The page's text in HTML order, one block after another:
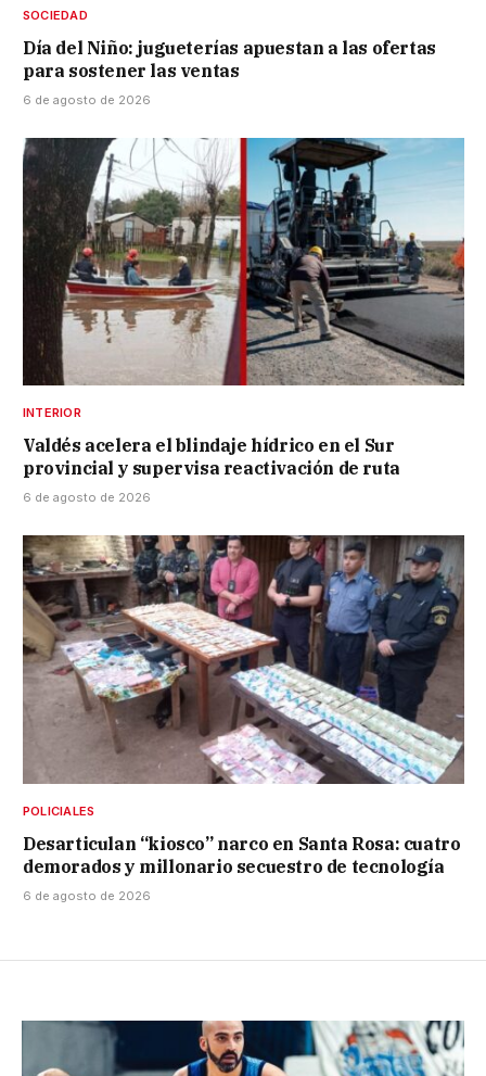
SOCIEDAD
Día del Niño: jugueterías apuestan a las ofertas
para sostener las ventas
6 de agosto de 2026
INTERIOR
Valdés acelera el blindaje hídrico en el Sur
provincial y supervisa reactivación de ruta
6 de agosto de 2026
POLICIALES
Desarticulan “kiosco” narco en Santa Rosa: cuatro
demorados y millonario secuestro de tecnología
6 de agosto de 2026